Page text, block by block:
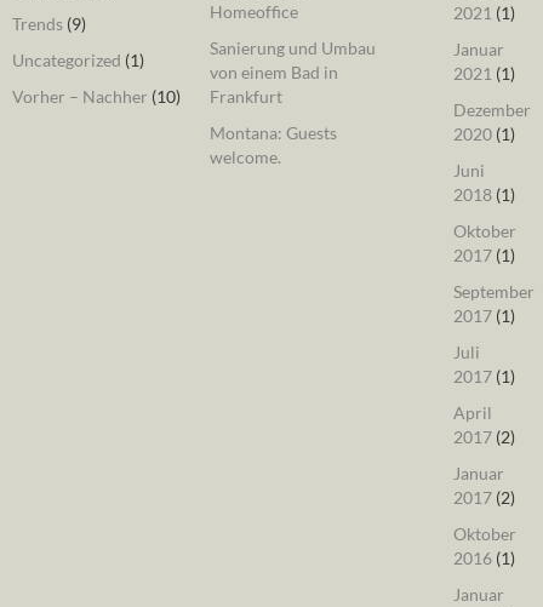
Trends (9)
Uncategorized (1)
Vorher – Nachher (10)
Homeoffice
Sanierung und Umbau
von einem Bad in
Frankfurt
Montana: Guests
welcome.
2021 (1)
Januar
2021 (1)
Dezember
2020(1)
Juni
2018(1)
Oktober
2017(1)
September
2017(1)
Juli
2017(1)
April
2017(2)
Januar
2017(2)
Oktober
2016(1)
Januar